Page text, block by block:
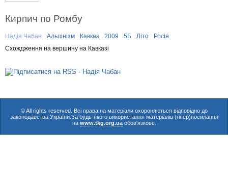
Кирпич по Ромбу
Надія Чабан Альпінізм Кавказ 2009 5Б Літо
Росія
Схождження на вершину на Кавказі
© All rights reserved. Всі права на матеріали охороняються відповідно до
законодавства України.За будь-якого використання матеріалів (гіпер)посилання
на www.tkg.org.uaобов'язкове.